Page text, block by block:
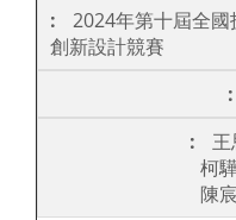
2024年第十屆全
創新設計競賽
柯
陳